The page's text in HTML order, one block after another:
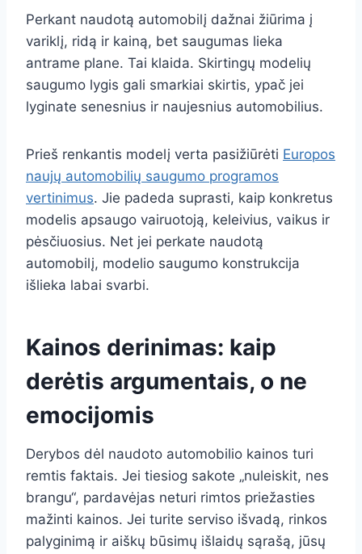
Perkant naudotą automobilį dažnai žiūrima į
variklį, ridą ir kainą, bet saugumas lieka
antrame plane. Tai klaida. Skirtingų modelių
saugumo lygis gali smarkiai skirtis, ypač jei
lyginate senesnius ir naujesnius automobilius.
Prieš renkantis modelį verta pasižiūrėti Europos
naujų automobilių saugumo programos
vertinimus. Jie padeda suprasti, kaip konkretus
modelis apsaugo vairuotoją, keleivius, vaikus ir
pėsčiuosius. Net jei perkate naudotą
automobilį, modelio saugumo konstrukcija
išlieka labai svarbi.
Kainos derinimas: kaip
derėtis argumentais, o ne
emocijomis
Derybos dėl naudoto automobilio kainos turi
remtis faktais. Jei tiesiog sakote „nuleiskit, nes
brangu“, pardavėjas neturi rimtos priežasties
mažinti kainos. Jei turite serviso išvadą, rinkos
palyginimą ir aiškų būsimų išlaidų sąrašą, jūsų